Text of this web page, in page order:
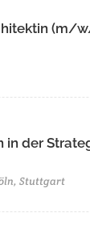
(m/
in der
Stuttgart